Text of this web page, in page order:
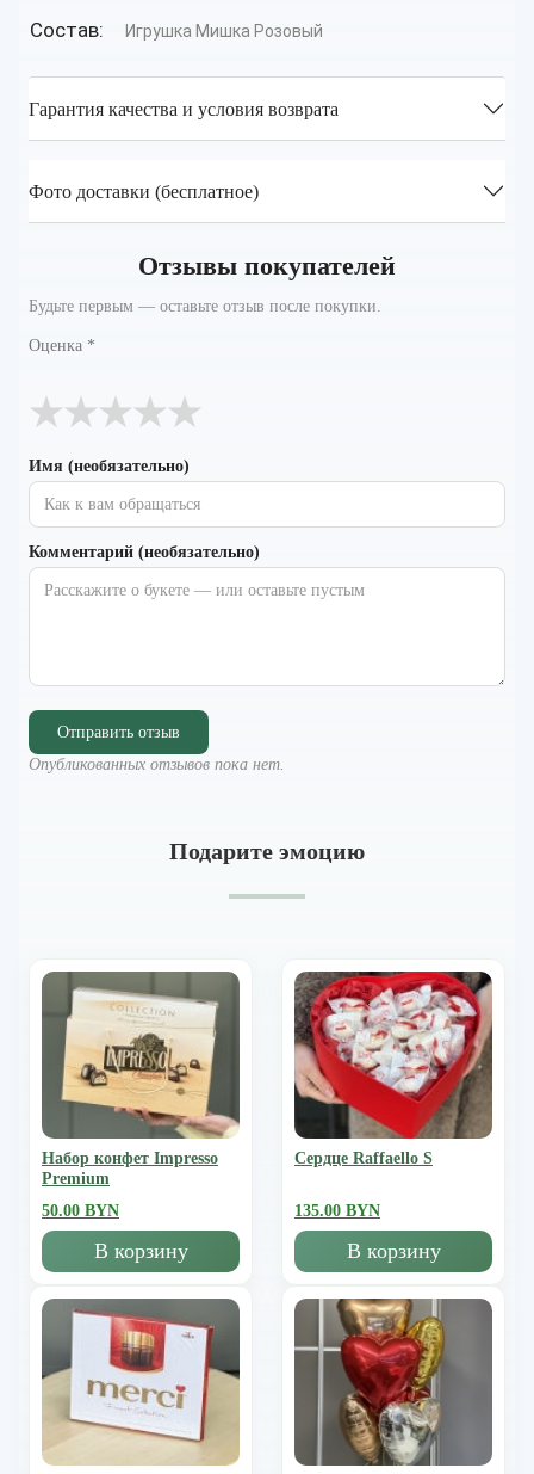
Состав: Игрушка Мишка Розовый
Гарантия качества и условия возврата
Фото доставки (бесплатное)
Отзывы покупателей
Будьте первым — оставьте отзыв после покупки.
Оценка *
★
★
★
★
★
Имя (необязательно)
Комментарий (необязательно)
Отправить отзыв
Опубликованных отзывов пока нет.
Подарите эмоцию
Набор конфет Impresso
Premium
50.00 BYN
В корзину
Сердце Raffaello S
135.00 BYN
В корзину